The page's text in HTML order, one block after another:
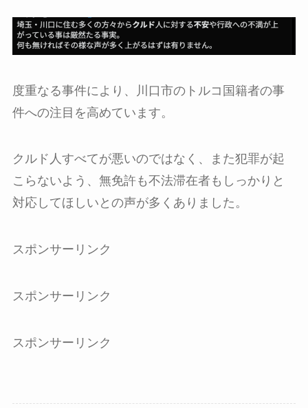
度重なる事件により、川口市のトルコ国籍者の事
件への注目を高めています。
クルド人すべてが悪いのではなく、また犯罪が起
こらないよう、無免許も不法滞在者もしっかりと
対応してほしいとの声が多くありました。
スポンサーリンク
スポンサーリンク
スポンサーリンク